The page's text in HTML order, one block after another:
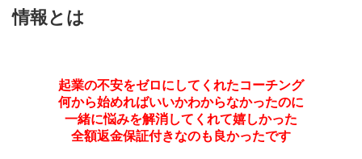
情報とは
起業の不安をゼロにしてくれたコーチング
何から始めればいいかわからなかったのに
一緒に悩みを解消してくれて嬉しかった
全額返金保証付きなのも良かったです